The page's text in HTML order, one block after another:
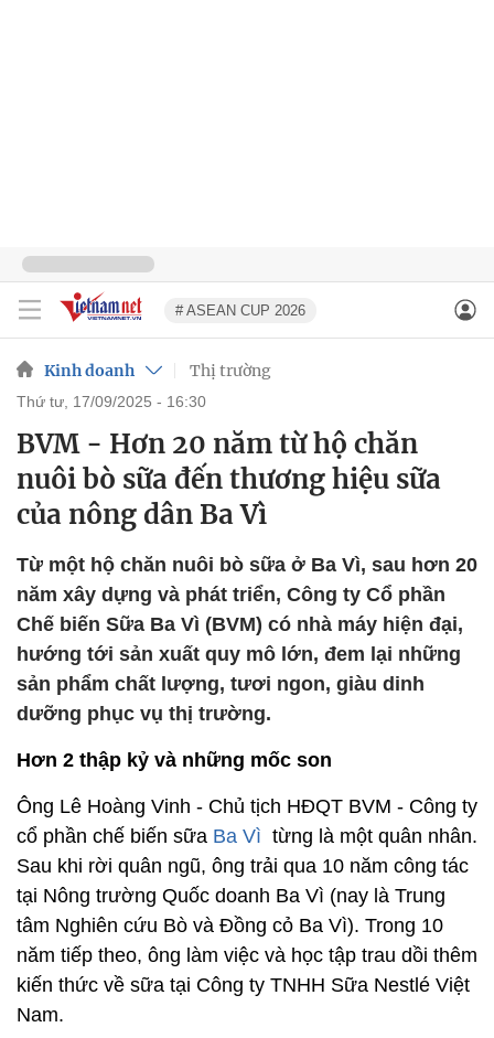
# ASEAN CUP 2026
Kinh doanh Thị trường
thứ tư, 17/09/2025 - 16:30
BVM - Hơn 20 năm từ hộ chăn
nuôi bò sữa đến thương hiệu sữa
của nông dân Ba Vì
Từ một hộ chăn nuôi bò sữa ở Ba Vì, sau hơn 20
năm xây dựng và phát triển, Công ty Cổ phần
Chế biến Sữa Ba Vì (BVM) có nhà máy hiện đại,
hướng tới sản xuất quy mô lớn, đem lại những
sản phẩm chất lượng, tươi ngon, giàu dinh
dưỡng phục vụ thị trường.
Hơn 2 thập kỷ và những mốc son
Ông Lê Hoàng Vinh - Chủ tịch HĐQT BVM - Công ty
cổ phần chế biến sữa Ba Vì từng là một quân nhân.
Sau khi rời quân ngũ, ông trải qua 10 năm công tác
tại Nông trường Quốc doanh Ba Vì (nay là Trung
tâm Nghiên cứu Bò và Đồng cỏ Ba Vì). Trong 10
năm tiếp theo, ông làm việc và học tập trau dồi thêm
kiến thức về sữa tại Công ty TNHH Sữa Nestlé Việt
Nam.